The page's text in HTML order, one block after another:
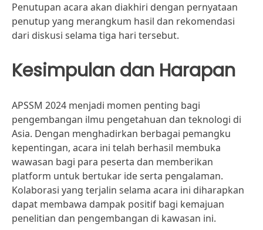
Penutupan acara akan diakhiri dengan pernyataan
penutup yang merangkum hasil dan rekomendasi
dari diskusi selama tiga hari tersebut.
Kesimpulan dan Harapan
APSSM 2024 menjadi momen penting bagi
pengembangan ilmu pengetahuan dan teknologi di
Asia. Dengan menghadirkan berbagai pemangku
kepentingan, acara ini telah berhasil membuka
wawasan bagi para peserta dan memberikan
platform untuk bertukar ide serta pengalaman.
Kolaborasi yang terjalin selama acara ini diharapkan
dapat membawa dampak positif bagi kemajuan
penelitian dan pengembangan di kawasan ini.